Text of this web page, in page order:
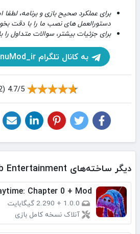
برای عملکرد صحیح بازی و برنامه، لطفا
دستورالعمل های نصب ما را با دقت
برای جزئیات بیشتر، سوالات متداول را
به کانال تلگرام MenuMod_ir@ بپیوندید
4.7/5 (162 آراء)
دیگر ساخته‌های Mob Entertainment‏
Chapter 0 + Mod
1.0.0
+ 2.290 گیگابایت
آنلاک نسخه کامل بازی